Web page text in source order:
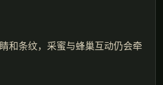
和条纹，采蜜与蜂巢互动仍会牵